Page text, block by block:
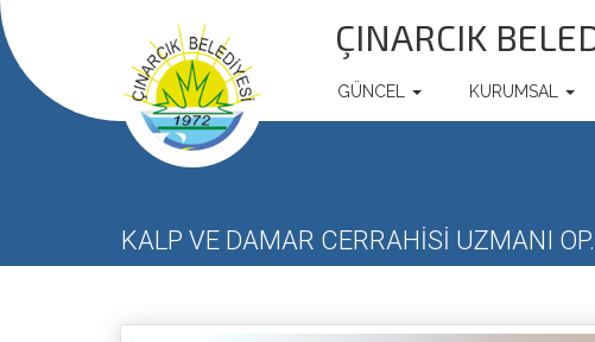
ÇINARCIK
GÜNCEL KURUMSAL
KALP VE DAMAR CERRAHİSİ UZMANI